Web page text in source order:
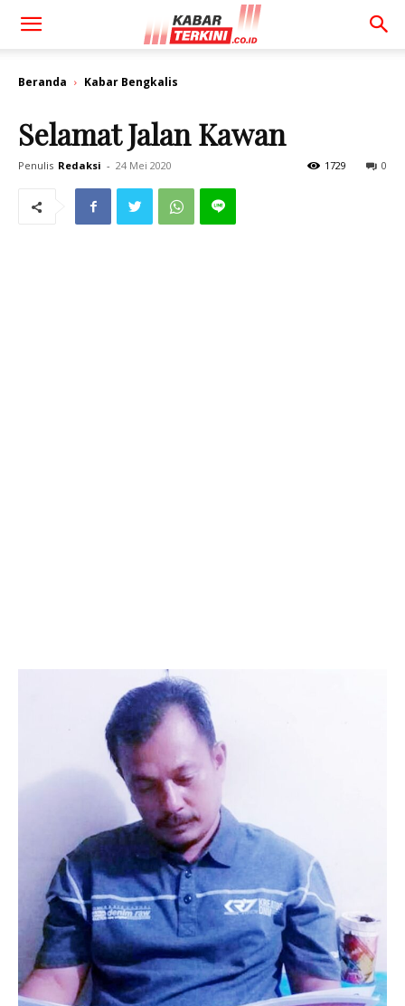
Beranda Kabar Bengkalis
Selamat Jalan Kawan
Penulis Redaksi - 24 Mei 2020 0
1729